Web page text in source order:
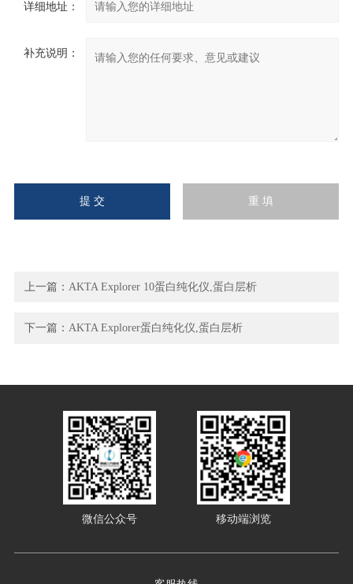
详细地址：
补充说明：
上一篇： AKTA Explorer 10蛋白纯化仪,蛋白层析
下一篇：AKTA Explorer蛋白纯化仪,蛋白层析
微信公众号 移动端浏览